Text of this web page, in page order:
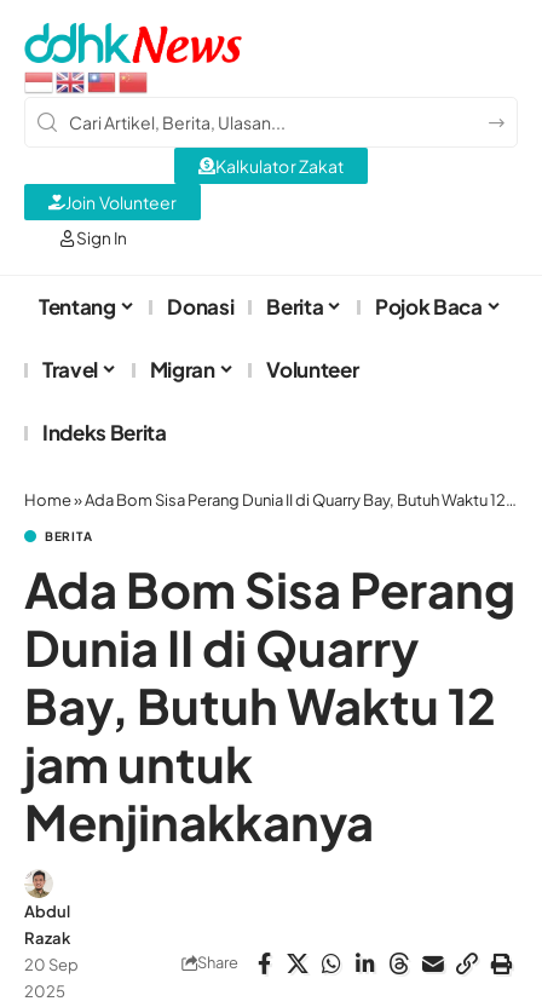
Sign In
Kalkulator Zakat
Join Volunteer
Tentang Donasi Berita Pojok Baca
Travel Migran Volunteer
Indeks Berita
Home»Ada Bom Sisa Perang Dunia II di Quarry Bay, Butuh Waktu 12 jam untuk Menjinakkanya
BERITA
Ada Bom Sisa Perang
Dunia II di Quarry
Bay, Butuh Waktu 12
jam untuk
Menjinakkanya
Abdul
Razak
20 Sep
2025
Share